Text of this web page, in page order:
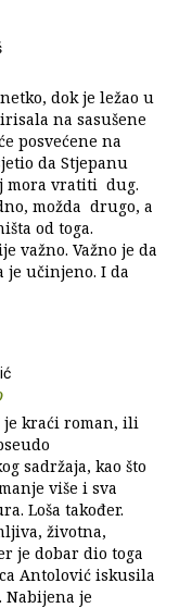
dok je ležao u
na sasušene
posvećene na
da Stjepanu
mora vratiti dug.
možda drugo, a
od toga.
važno. Važno je da
je učinjeno. I da
je kraći roman, ili
sadržaja, kao što
više i sva
Loša također.
životna,
je dobar dio toga
Antolović iskusila
Nabijena je